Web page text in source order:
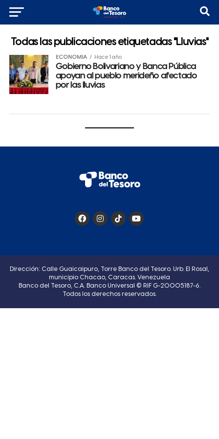
Todas las publicaciones etiquetadas "Lluvias"
ECONOMÍA Hace 1 año
Gobierno Bolivariano y Banca Pública
apoyan al pueblo merideño afectado
por las lluvias
Dirección: Calle Guaicaipuro, Torre Banco del Tesoro. Urb. El Rosal,
municipio Chacao, Caracas. Venezuela
Banco del Tesoro, C.A. Banco Universal © RIF G-20005187-6.
Todos los derechos reservados.